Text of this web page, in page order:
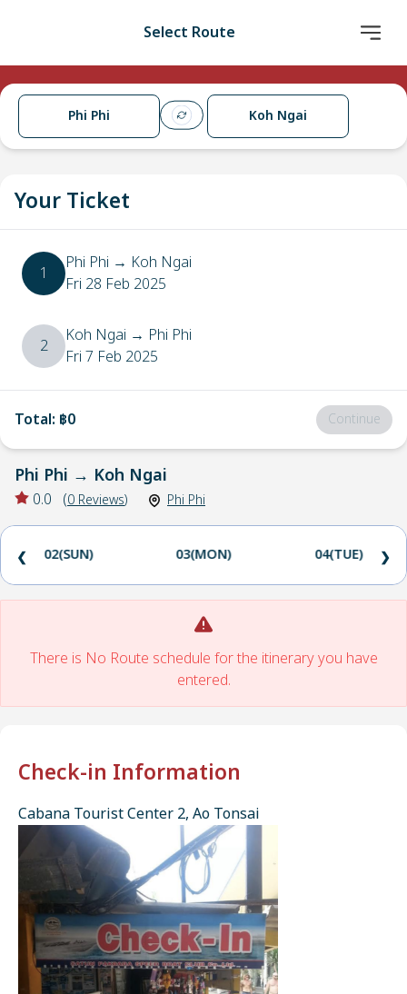
Select Route
Phi Phi Koh Ngai
Your Ticket
1 Phi Phi → Koh Ngai
Fri 28 Feb 2025
2 Koh Ngai → Phi Phi
Fri 7 Feb 2025
Total: ฿0 Continue
Phi Phi → Koh Ngai
0.0 (0 Reviews) Phi Phi
02(SUN) 03(MON) 04(TUE)
❮ ❯
There is No Route schedule for the itinerary you have
entered.
Check-in Information
Cabana Tourist Center 2, Ao Tonsai